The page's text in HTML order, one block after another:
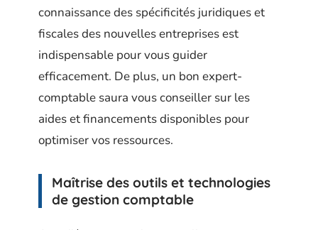
connaissance des spécificités juridiques et
fiscales des nouvelles entreprises est
indispensable pour vous guider
efficacement. De plus, un bon expert-
comptable saura vous conseiller sur les
aides et financements disponibles pour
optimiser vos ressources.
Maîtrise des outils et technologies
de gestion comptable